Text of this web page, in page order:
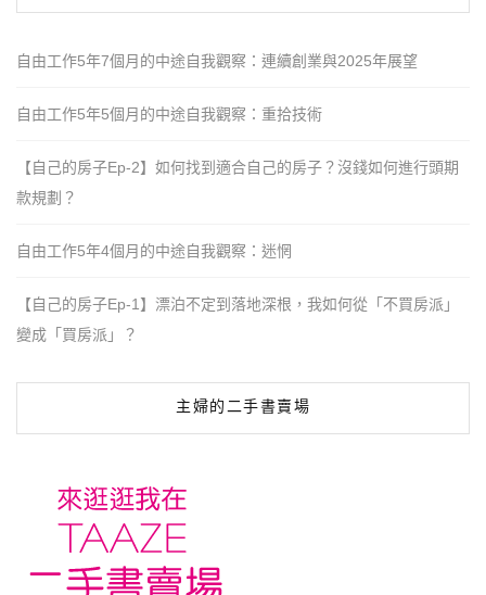
自由工作5年7個月的中途自我觀察：連續創業與2025年展望
自由工作5年5個月的中途自我觀察：重拾技術
【自己的房子Ep-2】如何找到適合自己的房子？沒錢如何進行頭期
款規劃？
自由工作5年4個月的中途自我觀察：迷惘
【自己的房子Ep-1】漂泊不定到落地深根，我如何從「不買房派」
變成「買房派」？
主婦的二手書賣場